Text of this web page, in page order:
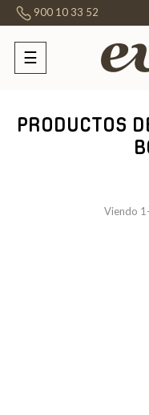
900 10 33 52
Navegación
de
☰
PRODUCTOS
Viendo